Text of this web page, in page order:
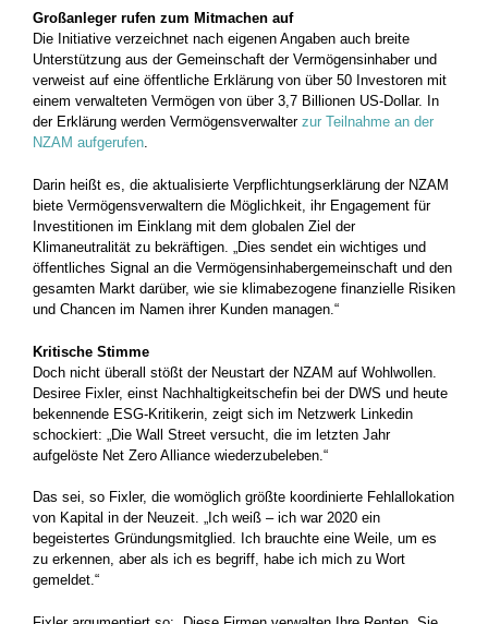
Großanleger rufen zum Mitmachen auf
Die Initiative verzeichnet nach eigenen Angaben auch breite
Unterstützung aus der Gemeinschaft der Vermögensinhaber und
verweist auf eine öffentliche Erklärung von über 50 Investoren mit
einem verwalteten Vermögen von über 3,7 Billionen US-Dollar. In
der Erklärung werden Vermögensverwalter zur Teilnahme an der
NZAM aufgerufen.
Darin heißt es, die aktualisierte Verpflichtungserklärung der NZAM
biete Vermögensverwaltern die Möglichkeit, ihr Engagement für
Investitionen im Einklang mit dem globalen Ziel der
Klimaneutralität zu bekräftigen. „Dies sendet ein wichtiges und
öffentliches Signal an die Vermögensinhabergemeinschaft und den
gesamten Markt darüber, wie sie klimabezogene finanzielle Risiken
und Chancen im Namen ihrer Kunden managen.“
Kritische Stimme
Doch nicht überall stößt der Neustart der NZAM auf Wohlwollen.
Desiree Fixler, einst Nachhaltigkeitschefin bei der DWS und heute
bekennende ESG-Kritikerin, zeigt sich im Netzwerk Linkedin
schockiert: „Die Wall Street versucht, die im letzten Jahr
aufgelöste Net Zero Alliance wiederzubeleben.“
Das sei, so Fixler, die womöglich größte koordinierte Fehlallokation
von Kapital in der Neuzeit. „Ich weiß – ich war 2020 ein
begeistertes Gründungsmitglied. Ich brauchte eine Weile, um es
zu erkennen, aber als ich es begriff, habe ich mich zu Wort
gemeldet.“